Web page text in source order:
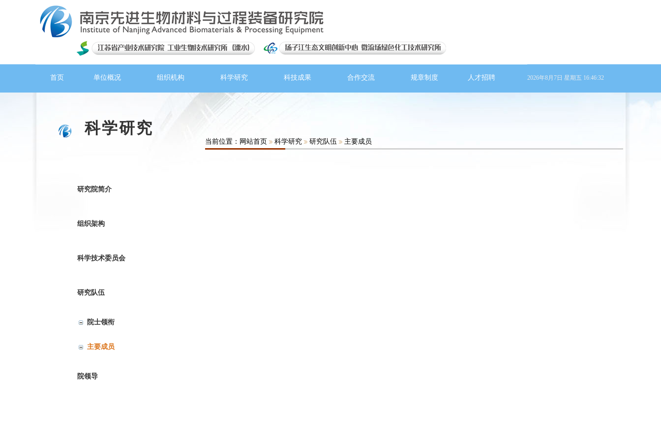
首页 单位概况 组织机构 科学研究 科技成果 合作交流 规章制度 人才招聘 2026年8月7日 星期五 16:46:32
当前位置：
科学研究
研究院简介
组织架构
科学技术委员会
研究队伍
院士领衔
主要成员
院领导
当前位置： 网站首页 科学研究 研究队伍 主要成员